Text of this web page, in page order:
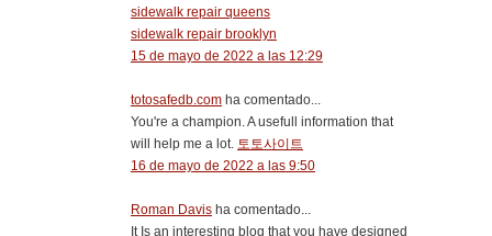
sidewalk repair queens
sidewalk repair brooklyn
15 de mayo de 2022 a las 12:29
totosafedb.com ha comentado...
You're a champion. A usefull information that
will help me a lot. 토토사이트
16 de mayo de 2022 a las 9:50
Roman Davis ha comentado...
It Is an interesting blog that you have designed